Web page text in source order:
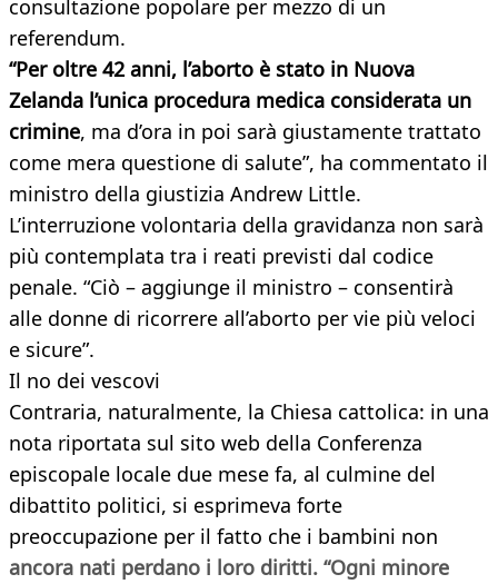
consultazione popolare per mezzo di un
referendum.
“Per oltre 42 anni, l’aborto è stato in Nuova
Zelanda l’unica procedura medica considerata un
crimine, ma d’ora in poi sarà giustamente trattato
come mera questione di salute”, ha commentato il
ministro della giustizia Andrew Little.
L’interruzione volontaria della gravidanza non sarà
più contemplata tra i reati previsti dal codice
penale. “Ciò – aggiunge il ministro – consentirà
alle donne di ricorrere all’aborto per vie più veloci
e sicure”.
Il no dei vescovi
Contraria, naturalmente, la Chiesa cattolica: in una
nota riportata sul sito web della Conferenza
episcopale locale due mese fa, al culmine del
dibattito politici, si esprimeva forte
preoccupazione per il fatto che i bambini non
ancora nati perdano i loro diritti. “Ogni minore